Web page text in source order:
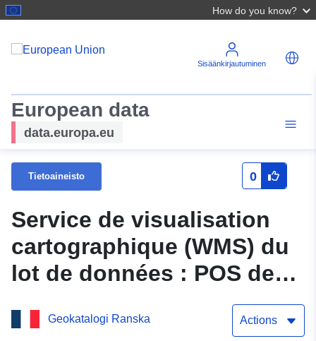
How do you know?
Sisäänkirjautuminen
European data
data.europa.eu
Tietoaineisto 0
Service de visualisation
cartographique (WMS) du
lot de données : POS de
BESAYES 26049 Mise à
jour 18/08/2015 - FIN de
Geokatalogi Ranska Actions